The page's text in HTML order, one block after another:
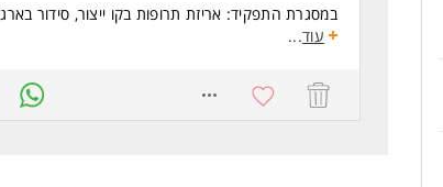
במסגרת התפקיד: אריזת תרופות בקו ייצור, סידור
15:00-23:00
עוד...